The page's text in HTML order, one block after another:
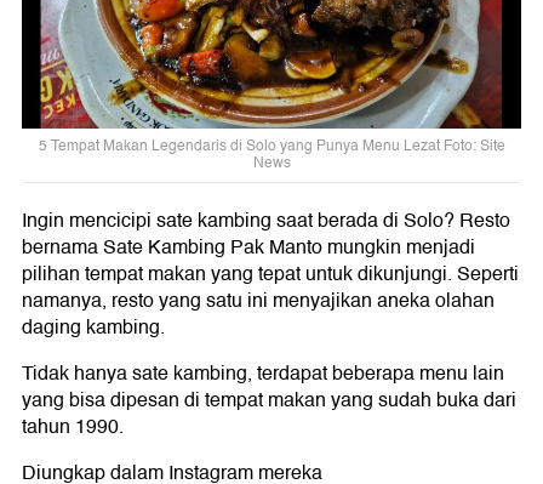
5 Tempat Makan Legendaris di Solo yang Punya Menu Lezat Foto: Site
News
Ingin mencicipi sate kambing saat berada di Solo? Resto
bernama Sate Kambing Pak Manto mungkin menjadi
pilihan tempat makan yang tepat untuk dikunjungi. Seperti
namanya, resto yang satu ini menyajikan aneka olahan
daging kambing.
Tidak hanya sate kambing, terdapat beberapa menu lain
yang bisa dipesan di tempat makan yang sudah buka dari
tahun 1990.
Diungkap dalam Instagram mereka